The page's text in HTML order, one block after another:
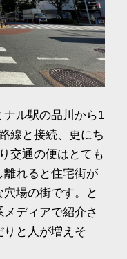
ル駅の品川から1
線と接続、更にち
交通の便はとても
離れると住宅街が
場の街です。と
ディアで紹介さ
と人が増えそ